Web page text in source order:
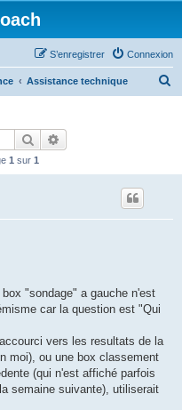
Connexion
S’enregistrer
Assistance technique
Rechercher
1 sur 1
"sondage" a gauche n'est
car la question est "Qui
vers les resultats de la
moi), ou une box classement
(qui n'est affiché parfois
semaine suivante), utiliserait